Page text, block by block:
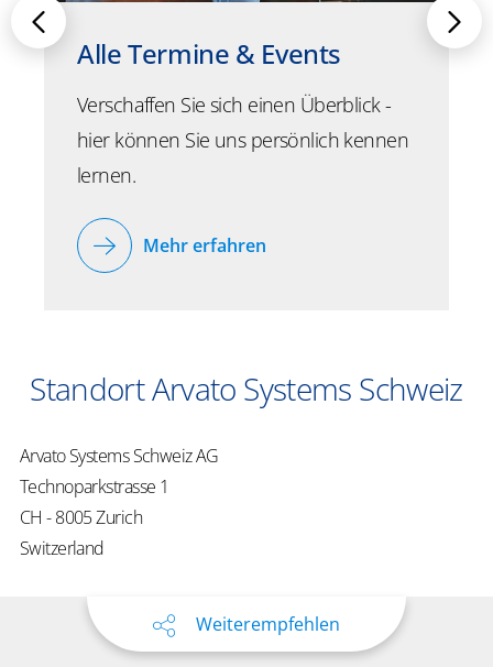
Alle Termine & Events
Verschaffen Sie sich einen Überblick -
hier können Sie uns persönlich kennen
lernen.
Mehr erfahren
Standort Arvato Systems Schweiz
Arvato Systems Schweiz AG
Technoparkstrasse 1
CH - 8005 Zurich
Switzerland
Weiterempfehlen